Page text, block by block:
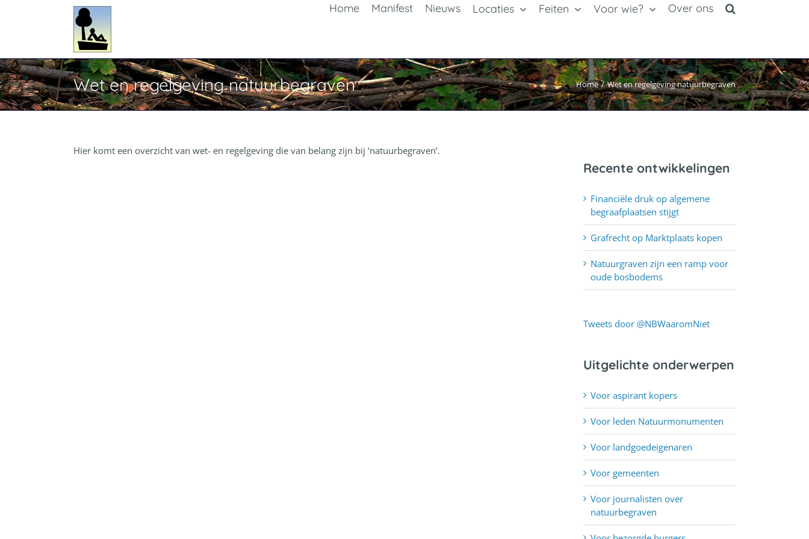
Home Manifest Nieuws Locaties Feiten Voor wie? Over ons
Wet en regelgeving natuurbegraven Home / Wet en regelgeving natuurbegraven
Hier komt een overzicht van wet- en regelgeving die van belang zijn bij ‘natuurbegraven’.
Recente ontwikkelingen
Financiële druk op algemene
begraafplaatsen stijgt
Grafrecht op Marktplaats kopen
Natuurgraven zijn een ramp voor
oude bosbodems
Tweets door @NBWaaromNiet
Uitgelichte onderwerpen
Voor aspirant kopers
Voor leden Natuurmonumenten
Voor landgoedeigenaren
Voor gemeenten
Voor journalisten over
natuurbegraven